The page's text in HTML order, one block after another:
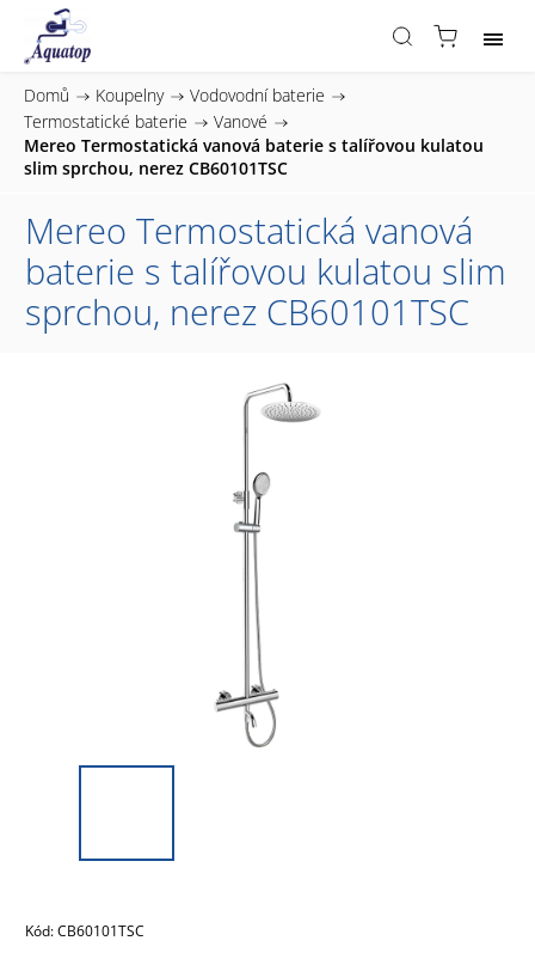
Domů / Koupelny / Vodovodní baterie /
Termostatické baterie / Vanové /
Mereo Termostatická vanová baterie s talířovou kulatou
slim sprchou, nerez CB60101TSC
Mereo Termostatická vanová
baterie s talířovou kulatou slim
sprchou, nerez CB60101TSC
Kód:CB60101TSC